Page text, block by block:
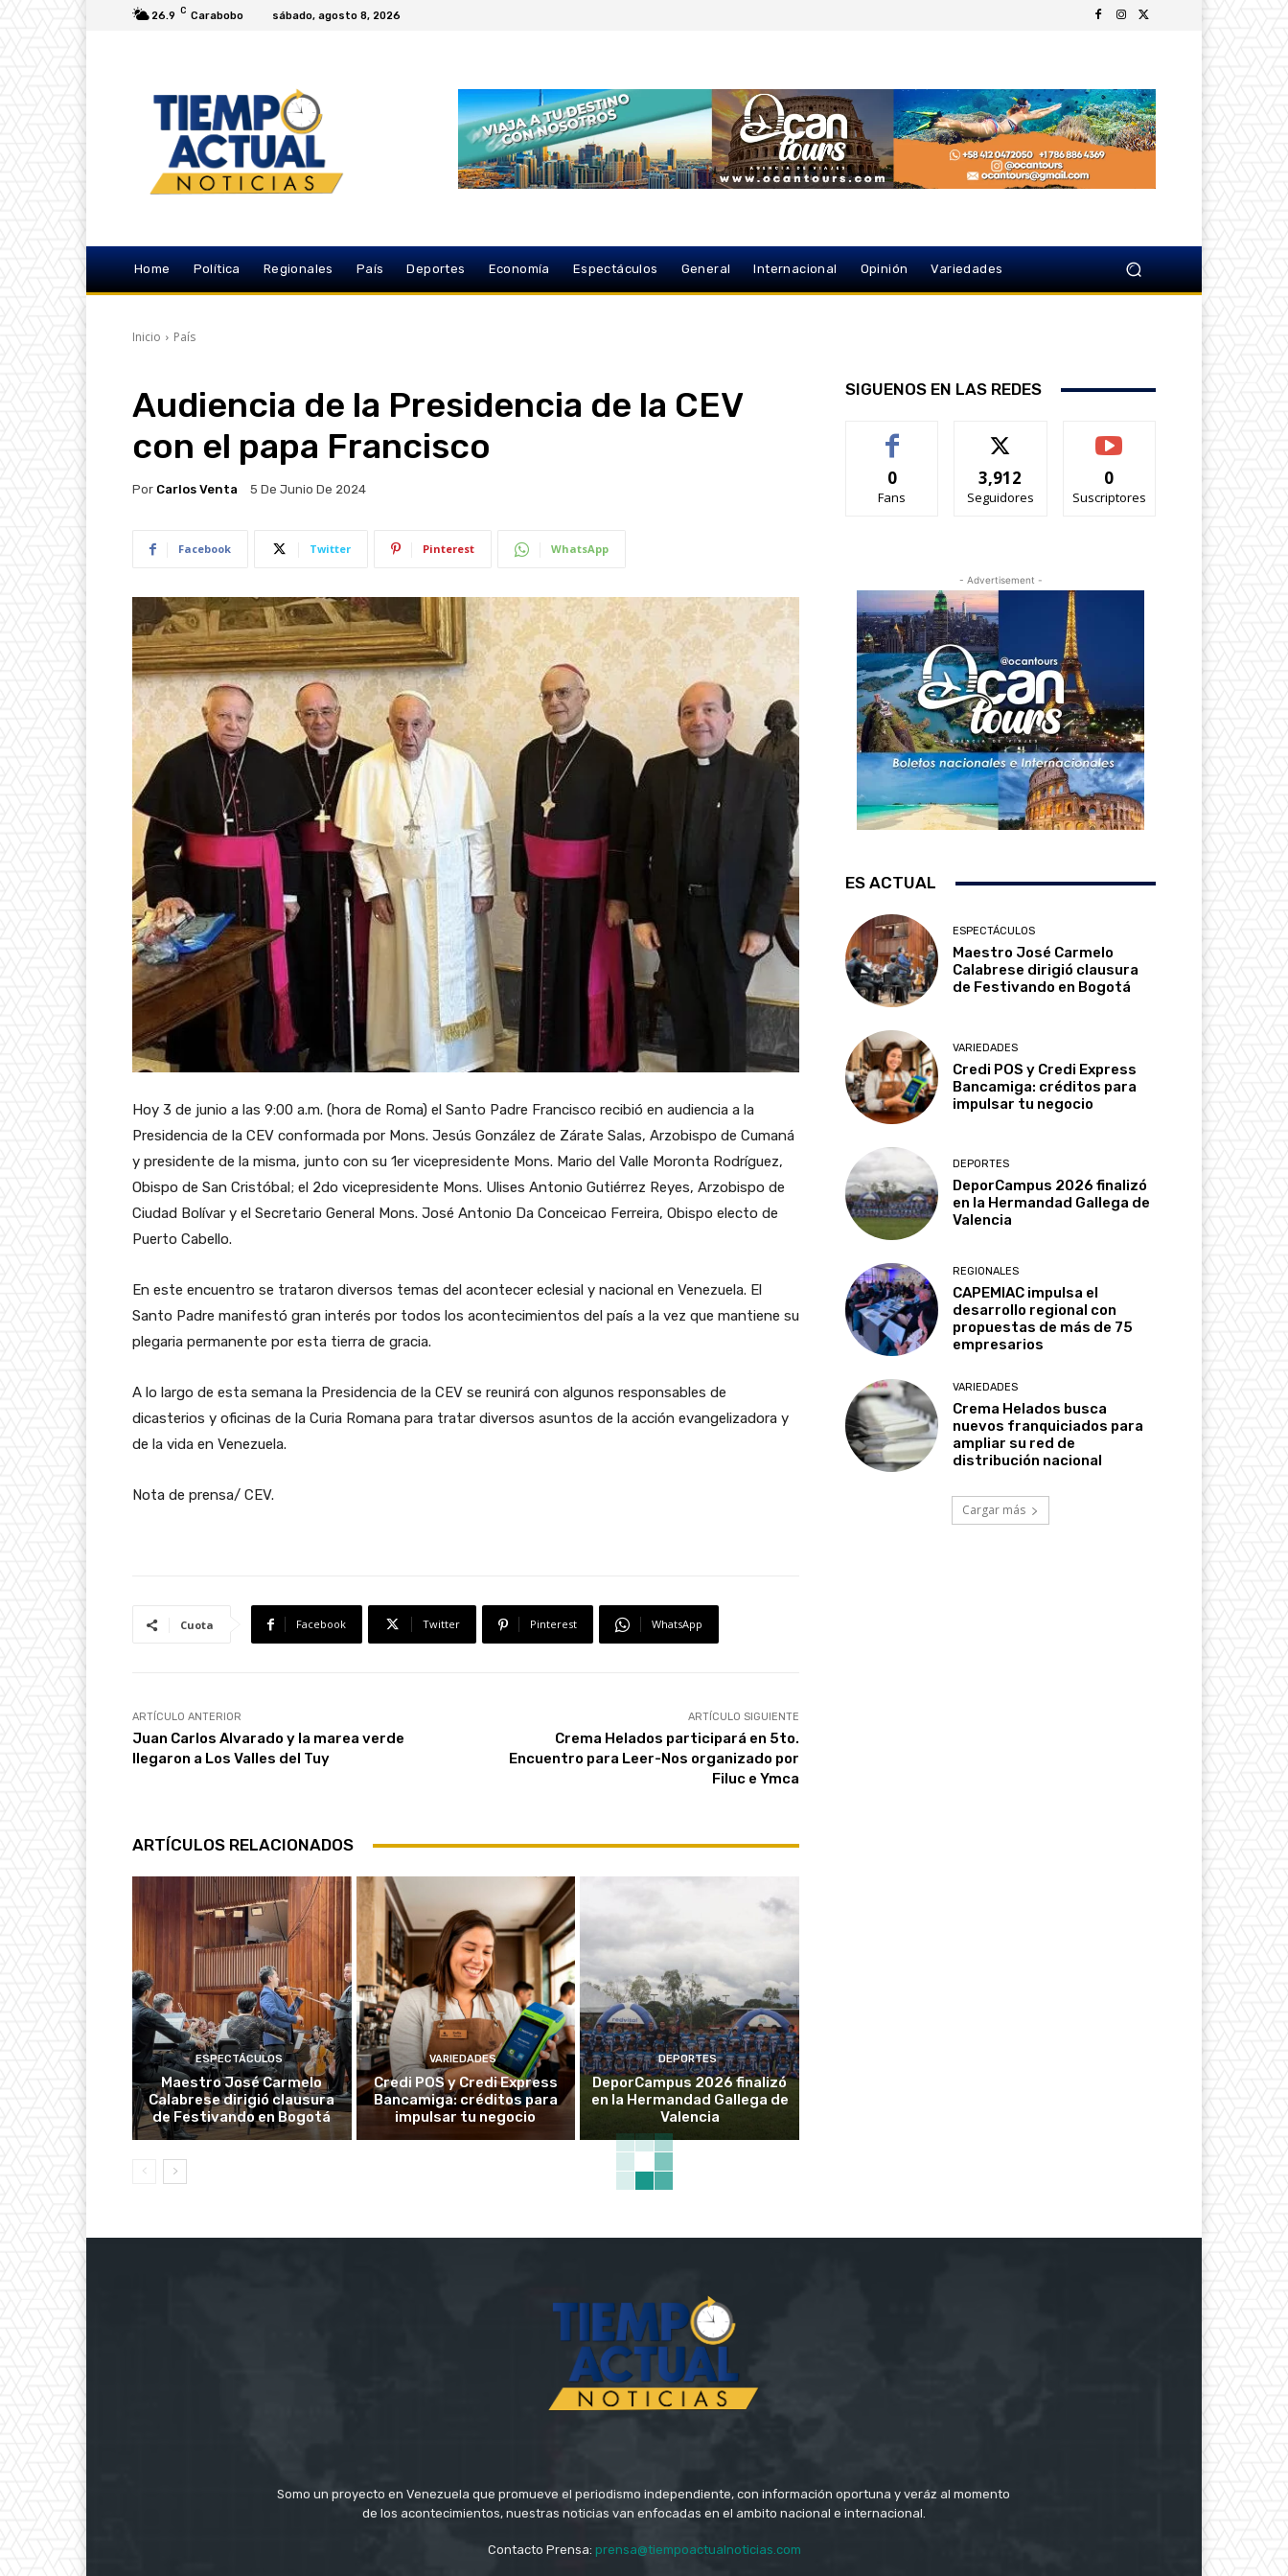
26.9 C Carabobo sábado, agosto 8, 2026
Home Política Regionales País Deportes Economía Espectáculos General Internacional Opinión Variedades
Inicio País
Audiencia de la Presidencia de la CEV
con el papa Francisco
Por Carlos Venta 5 De Junio De 2024
Facebook Twitter Pinterest WhatsApp
Hoy 3 de junio a las 9:00 a.m. (hora de Roma) el Santo Padre Francisco recibió en audiencia a la
Presidencia de la CEV conformada por Mons. Jesús González de Zárate Salas, Arzobispo de Cumaná
y presidente de la misma, junto con su 1er vicepresidente Mons. Mario del Valle Moronta Rodríguez,
Obispo de San Cristóbal; el 2do vicepresidente Mons. Ulises Antonio Gutiérrez Reyes, Arzobispo de
Ciudad Bolívar y el Secretario General Mons. José Antonio Da Conceicao Ferreira, Obispo electo de
Puerto Cabello.
En este encuentro se trataron diversos temas del acontecer eclesial y nacional en Venezuela. El
Santo Padre manifestó gran interés por todos los acontecimientos del país a la vez que mantiene su
plegaria permanente por esta tierra de gracia.
A lo largo de esta semana la Presidencia de la CEV se reunirá con algunos responsables de
dicasterios y oficinas de la Curia Romana para tratar diversos asuntos de la acción evangelizadora y
de la vida en Venezuela.
Nota de prensa/ CEV.
Cuota Facebook Twitter Pinterest WhatsApp
ARTÍCULO ANTERIOR
Juan Carlos Alvarado y la marea verde
llegaron a Los Valles del Tuy
ARTÍCULO SIGUIENTE
Crema Helados participará en 5to.
Encuentro para Leer-Nos organizado por
Filuc e Ymca
ARTÍCULOS RELACIONADOS
ESPECTÁCULOS
Maestro José Carmelo
Calabrese dirigió clausura
de Festivando en Bogotá
VARIEDADES
Credi POS y Credi Express
Bancamiga: créditos para
impulsar tu negocio
DEPORTES
DeporCampus 2026 finalizó
en la Hermandad Gallega de
Valencia
SIGUENOS EN LAS REDES
0
Fans
3,912
Seguidores
0
Suscriptores
- Advertisement -
ES ACTUAL
ESPECTÁCULOS
Maestro José Carmelo
Calabrese dirigió clausura
de Festivando en Bogotá
VARIEDADES
Credi POS y Credi Express
Bancamiga: créditos para
impulsar tu negocio
DEPORTES
DeporCampus 2026 finalizó
en la Hermandad Gallega de
Valencia
REGIONALES
CAPEMIAC impulsa el
desarrollo regional con
propuestas de más de 75
empresarios
VARIEDADES
Crema Helados busca
nuevos franquiciados para
ampliar su red de
distribución nacional
Cargar más
Somo un proyecto en Venezuela que promueve el periodismo independiente, con información oportuna y veráz al momento
de los acontecimientos, nuestras noticias van enfocadas en el ambito nacional e internacional.
Contacto Prensa: prensa@tiempoactualnoticias.com